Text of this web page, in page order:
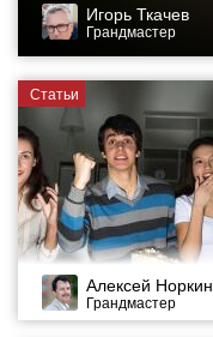
Игорь Ткачев
Грандмастер
Статьи
Алексей Норкин
Грандмастер